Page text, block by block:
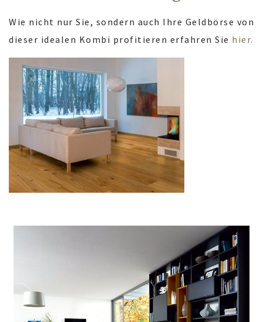
Wie nicht nur Sie, sondern auch Ihre Geldbörse von
dieser idealen Kombi profitieren erfahren Sie hier.